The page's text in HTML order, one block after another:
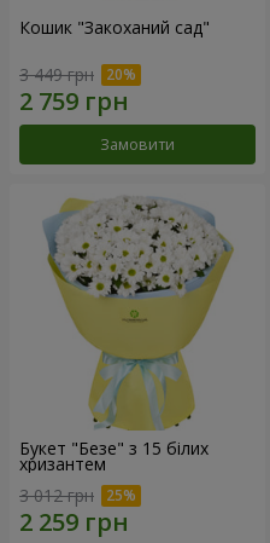
Кошик "Закоханий сад"
3 449 грн
Замовити
Букет "Безе" з 15 білих
хризантем
3 012 грн